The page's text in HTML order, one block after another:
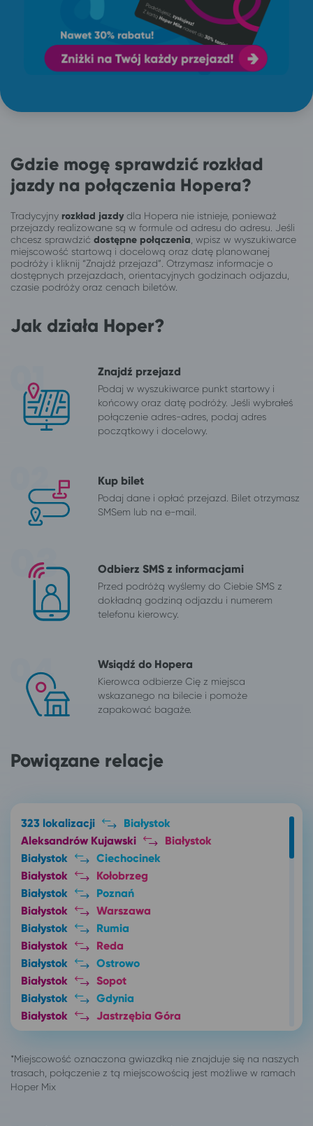
Gdzie mogę sprawdzić rozkład
jazdy na połączenia Hopera?
Tradycyjny rozkład jazdydla Hopera nie istnieje, ponieważ
przejazdy realizowane są w formule od adresu do adresu. Jeśli
chcesz sprawdzić dostępne połączenia , wpisz w wyszukiwarce
miejscowość startową i docelową oraz datę planowanej
podróży i kliknij “Znajdź przejazd”. Otrzymasz informacje o
dostępnych przejazdach, orientacyjnych godzinach odjazdu,
czasie podróży oraz cenach biletów.
Jak działa Hoper?
Znajdź przejazd
Podaj w wyszukiwarce punkt startowy i
końcowy oraz datę podróży. Jeśli wybrałeś
połączenie adres-adres, podaj adres
początkowy i docelowy.
Kup bilet
Podaj dane i opłać przejazd. Bilet otrzymasz
SMSem lub na e-mail.
Odbierz SMS z informacjami
Przed podróżą wyślemy do Ciebie SMS z
dokładną godziną odjazdu i numerem
telefonu kierowcy.
Wsiądź do Hopera
Kierowca odbierze Cię z miejsca
wskazanego na bilecie i pomoże
zapakować bagaże.
Powiązane relacje
323 lokalizacji
Białystok
Aleksandrów Kujawski
Białystok
Białystok
Ciechocinek
Białystok
Kołobrzeg
Białystok
Poznań
Białystok
Warszawa
Białystok
Rumia
Białystok
Reda
Białystok
Ostrowo
Białystok
Sopot
Białystok
Gdynia
Białystok
Jastrzębia Góra
Białystok
Gdańsk
Białystok
Karwia
Białystok